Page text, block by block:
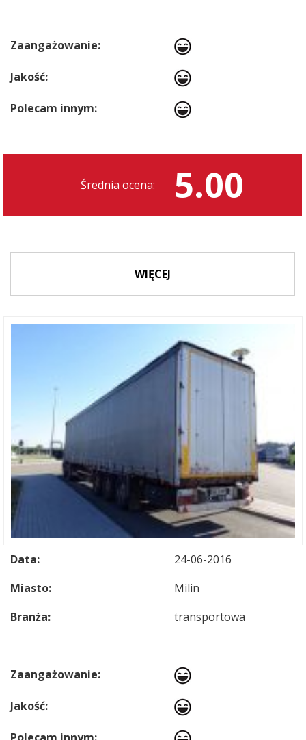
Zaangażowanie:
Jakość:
Polecam innym:
Średnia ocena: 5.00
WIĘCEJ
Data:
24-06-2016
Miasto:
Milin
Branża:
transportowa
Zaangażowanie:
Jakość: